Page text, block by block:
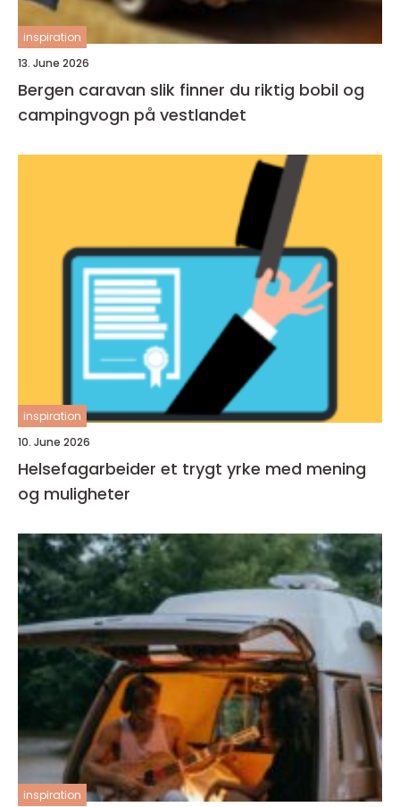
inspiration
13. June 2026
Bergen caravan slik finner du riktig bobil og
campingvogn på vestlandet
inspiration
10. June 2026
Helsefagarbeider et trygt yrke med mening
og muligheter
inspiration